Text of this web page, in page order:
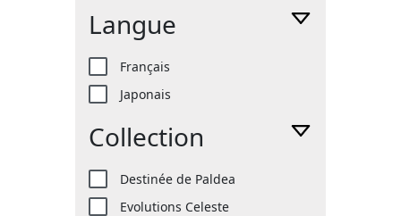
Langue
Français
Japonais
Collection
Destinée de Paldea
Evolutions Celeste